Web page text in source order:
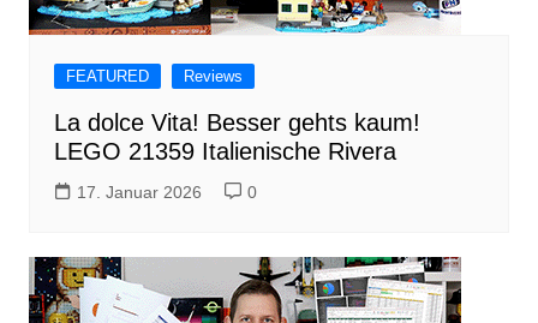
FEATURED Reviews
La dolce Vita! Besser gehts kaum!
LEGO 21359 Italienische Rivera
17. Januar 2026 0